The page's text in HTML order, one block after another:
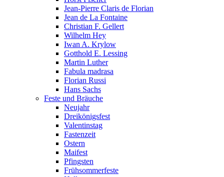
Jean-Pierre Claris de Florian
Jean de La Fontaine
Christian F. Gellert
Wilhelm Hey
Iwan A. Krylow
Gotthold E. Lessing
Martin Luther
Fabula madrasa
Florian Russi
Hans Sachs
Feste und Bräuche
Neujahr
Dreikönigsfest
Valentinstag
Fastenzeit
Ostern
Maifest
Pfingsten
Frühsommerfeste